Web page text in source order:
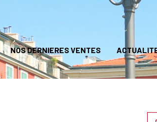
NOS DERNIERES VENTES